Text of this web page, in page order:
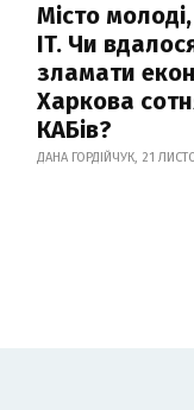
Місто
IT. Чи
зламати
Харкова
КАБів?
ДАНА ГОРДІЙЧУК, 21